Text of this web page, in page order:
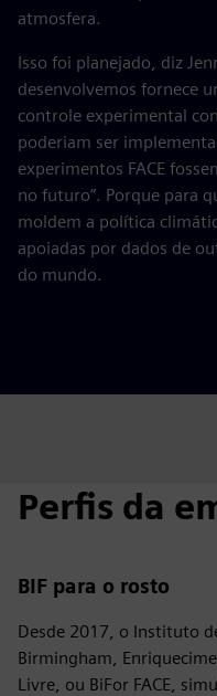
atmosfera.
Isso foi planejado, diz
desenvolvemos fornece
controle experimental
poderiam ser
experimentos FACE
no futuro”. Porque para
moldem a política
apoiadas por dados de
do mundo.
Perfis da
BIF para o rosto
Desde 2017, o Instituto
Birmingham,
Livre, ou BiFor FACE,